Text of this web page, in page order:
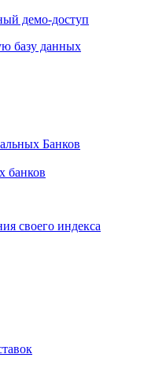
демо-доступ
базу данных
Банков
банков
своего индекса